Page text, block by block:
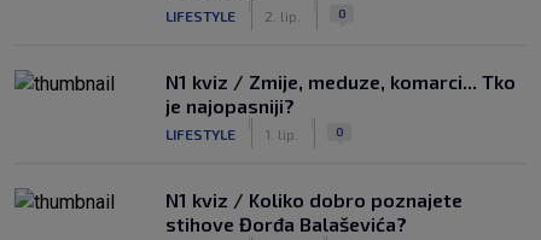
LIFESTYLE 2. lip. 0
N1 kviz / Zmije, meduze, komarci... Tko
je najopasniji?
LIFESTYLE 1. lip. 0
N1 kviz / Koliko dobro poznajete
stihove Đorđa Balaševića?